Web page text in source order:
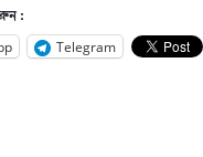
:
Telegram